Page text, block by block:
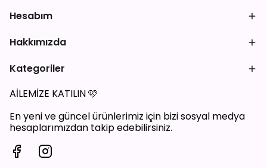
Hesabım
Hakkımızda
Kategoriler
AİLEMİZE KATILIN🩷
En yeni ve güncel ürünlerimiz için bizi sosyal medya
hesaplarımızdan takip edebilirsiniz.